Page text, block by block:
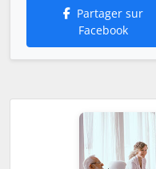
Partager sur
Facebook